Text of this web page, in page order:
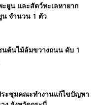
ยูน และสัตว์ทะเลหายาก
น จำนวน 1 ตัว
นต้นไม้ล้มขวางถนน ดับ 1
ะชุมคณะทำงานแก้ไขปัญหา